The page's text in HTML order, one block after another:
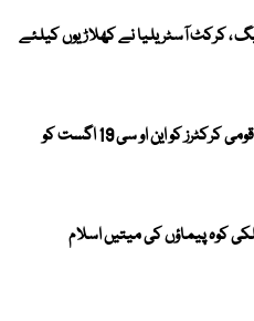
، کرکٹ آسٹریلیا نے کھلاڑیوں کیلئے
کیریبین پریمیئر لیگ ، قومی کرکٹرز کو این او سی 19 اگست کو
حادثہ،5غیرملکی کوہ پیماؤں کی میتیں اسلام